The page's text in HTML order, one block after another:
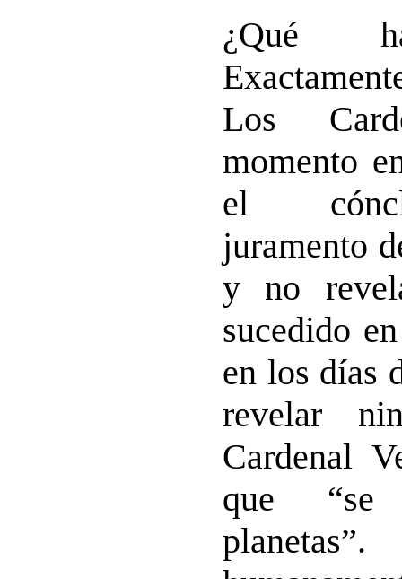
¿Qué
Los
momento
el
juramento
y no
sucedido
en los días
revelar
Cardenal
que “se